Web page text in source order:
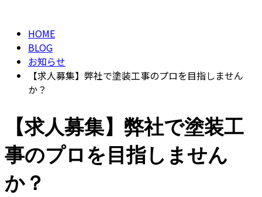
HOME
BLOG
お知らせ
【求人募集】弊社で塗装工事のプロを目指しません
か？
【求人募集】弊社で塗装工
事のプロを目指しません
か？